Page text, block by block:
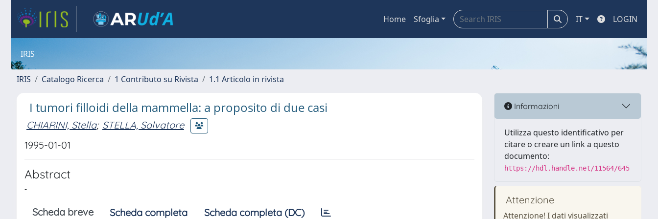
Home Sfoglia IT LOGIN
IRIS
IRIS Catalogo Ricerca 1 Contributo su Rivista 1.1 Articolo in rivista
I tumori filloidi della mammella: a proposito di due casi
CHIARINI, Stella; STELLA, Salvatore
1995-01-01
Abstract
-
Scheda breve Scheda completa Scheda completa (DC)
Informazioni
Utilizza questo identificativo per
citare o creare un link a questo
documento:
https://hdl.handle.net/11564/645
Attenzione
Attenzione! I dati visualizzati